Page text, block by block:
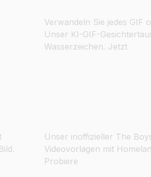
Verwandeln Sie jedes GIF
Unser KI-GIF-
Wasserzeichen. Jetzt
Unser inoffizieller The
Videovorlagen mit
Probiere